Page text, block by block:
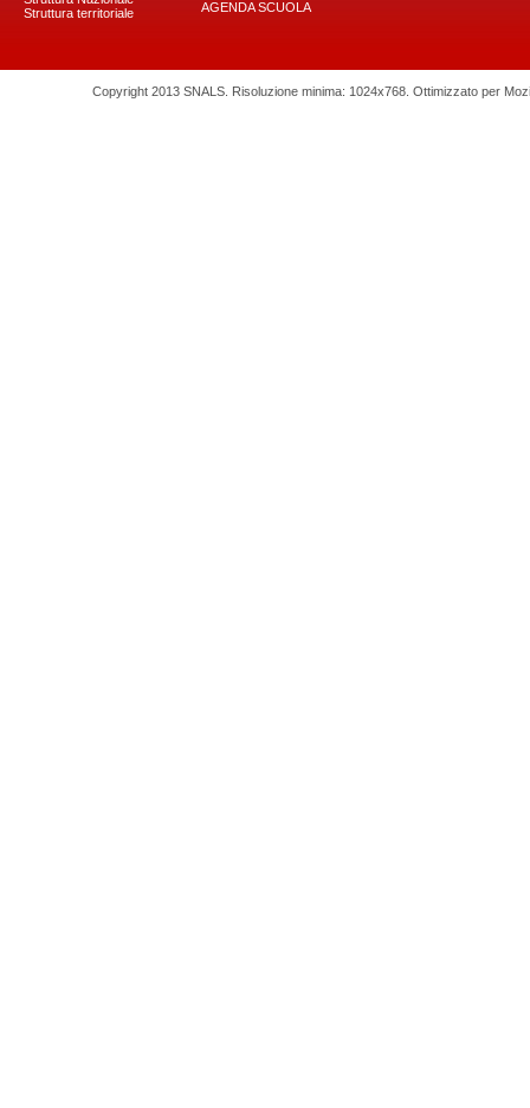
Struttura territoriale
AGENDA SCUOLA
Copyright 2013 SNALS. Risoluzione minima: 1024x768. Ottimizzato per